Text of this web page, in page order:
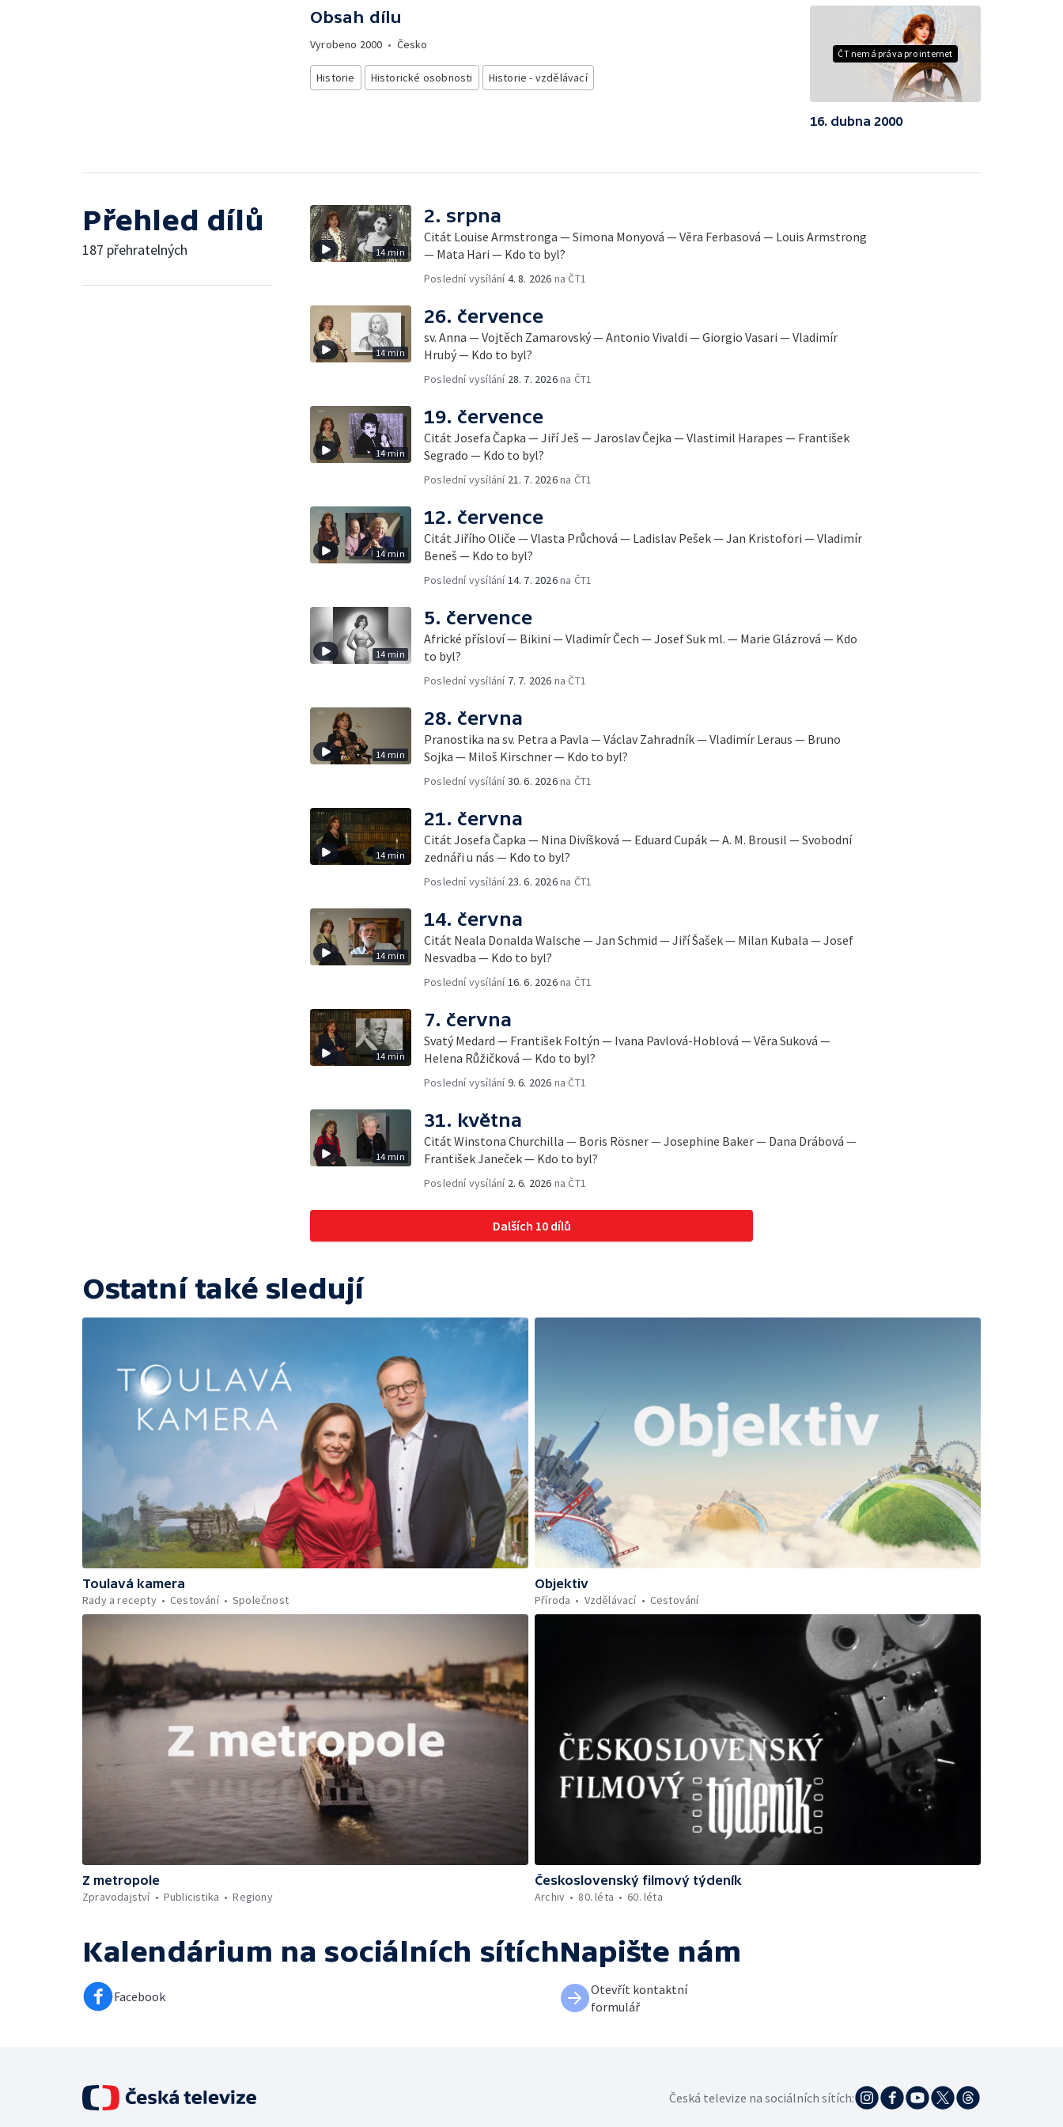
Obsah dílu
Vyrobeno 2000 • Česko
Historie Historické osobnosti Historie - vzdělávací
ČT nemá práva pro internet
16. dubna 2000
Přehled dílů
187 přehratelných 14 min
2. srpna
Citát Louise Armstronga — Simona Monyová — Věra Ferbasová — Louis Armstrong
— Mata Hari — Kdo to byl?
Poslední vysílání4. 8. 2026 na ČT1
14 min
26. července
sv. Anna — Vojtěch Zamarovský — Antonio Vivaldi — Giorgio Vasari — Vladimír
Hrubý — Kdo to byl?
Poslední vysílání 28. 7. 2026na ČT1
14 min
19. července
Citát Josefa Čapka — Jiří Ješ — Jaroslav Čejka — Vlastimil Harapes — František
Segrado — Kdo to byl?
Poslední vysílání 21. 7. 2026na ČT1
14 min
12. července
Citát Jiřího Oliče — Vlasta Průchová — Ladislav Pešek — Jan Kristofori — Vladimír
Beneš — Kdo to byl?
Poslední vysílání 14. 7. 2026na ČT1
14 min
5. července
Africké přísloví — Bikini — Vladimír Čech — Josef Suk ml. — Marie Glázrová — Kdo
to byl?
Poslední vysílání 7. 7. 2026 na ČT1
14 min
28. června
Pranostika na sv. Petra a Pavla — Václav Zahradník — Vladimír Leraus — Bruno
Sojka — Miloš Kirschner — Kdo to byl?
Poslední vysílání30. 6. 2026na ČT1
14 min
21. června
Citát Josefa Čapka — Nina Divíšková — Eduard Cupák — A. M. Brousil — Svobodní
zednáři u nás — Kdo to byl?
Poslední vysílání 23. 6. 2026na ČT1
14 min
14. června
Citát Neala Donalda Walsche — Jan Schmid — Jiří Šašek — Milan Kubala — Josef
Nesvadba — Kdo to byl?
Poslední vysílání 16. 6. 2026na ČT1
14 min
7. června
Svatý Medard — František Foltýn — Ivana Pavlová-Hoblová — Věra Suková —
Helena Růžičková — Kdo to byl?
Poslední vysílání9. 6. 2026 na ČT1
14 min
31. května
Citát Winstona Churchilla — Boris Rösner — Josephine Baker — Dana Drábová —
František Janeček — Kdo to byl?
Poslední vysílání 2. 6. 2026 na ČT1
Dalších 10 dílů
Ostatní také sledují
Toulavá kamera
Rady a recepty
Cestování Společnost
Objektiv
Příroda
Vzdělávací Cestování
Z metropole
Zpravodajství
Publicistika Regiony
Československý filmový týdeník
Archiv
80. léta 60. léta
Kalendárium na sociálních sítích
Facebook
Napište nám
Otevřít kontaktní
formulář
Česká televize na sociálních sítích: